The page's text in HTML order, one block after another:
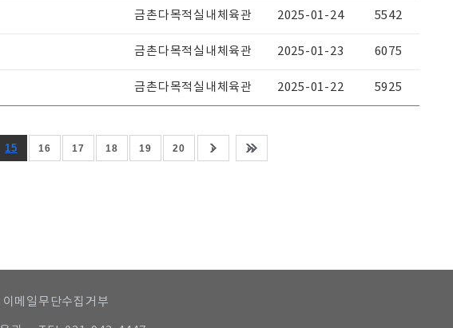
금촌다목적실내체육관 2025-01-24 5542
금촌다목적실내체육관 2025-01-23 6075
금촌다목적실내체육관 2025-01-22 5925
15 16 17 18 19
20
이메일무단수집거부